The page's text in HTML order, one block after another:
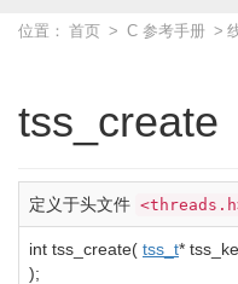
位置： 首页 > C 参考手册 >
tss_create
定义于头文件
int tss_create( tss_t*
);